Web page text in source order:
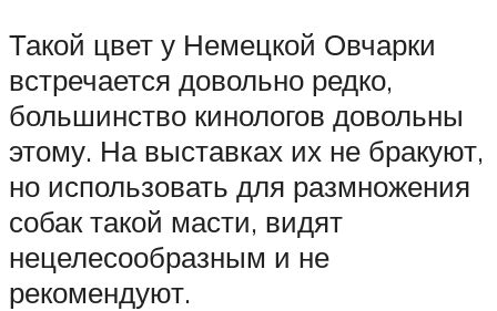
Такой цвет у Немецкой Овчарки
встречается довольно редко,
большинство кинологов довольны
этому. На выставках их не бракуют,
но использовать для размножения
собак такой масти, видят
нецелесообразным и не
рекомендуют.